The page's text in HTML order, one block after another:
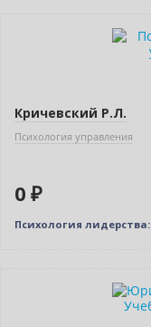
Кричевский Р.Л.
Психология управления
0 ₽
Психология